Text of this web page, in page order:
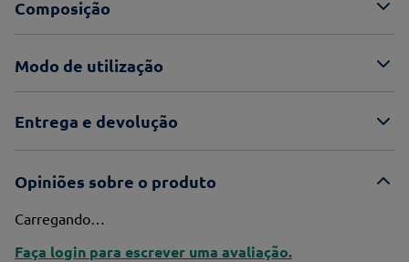
Composição
Modo de utilização
Entrega e devolução
Opiniões sobre o produto
Carregando…
Faça login para escrever uma avaliação.